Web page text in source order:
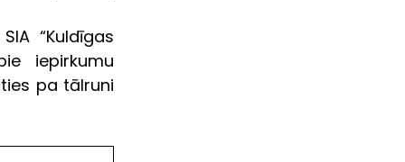
SIA “Kuldīgas
iepirkumu
pa tālruni